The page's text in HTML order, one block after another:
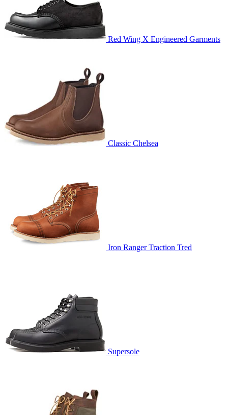
Red Wing X Engineered Garments
Classic Chelsea
Iron Ranger Traction Tred
Supersole